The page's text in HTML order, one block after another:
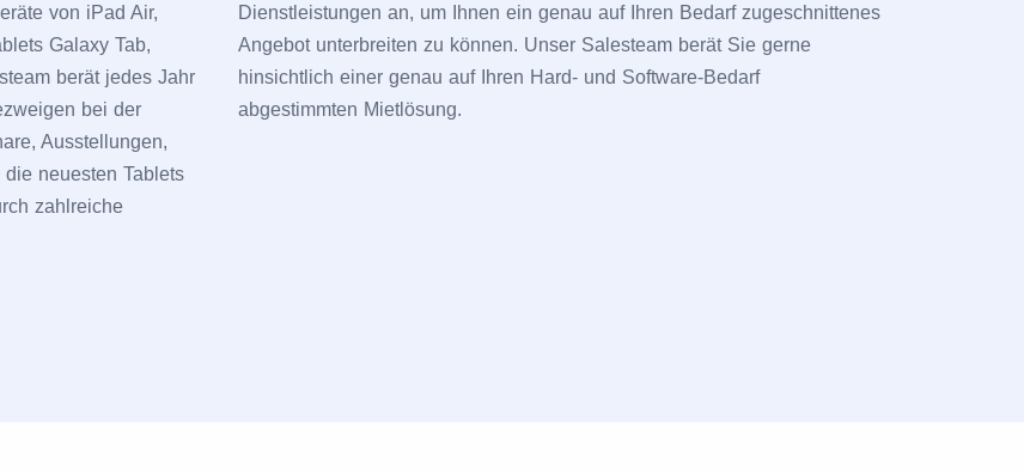
von iPad Air,
Galaxy Tab,
berät jedes Jahr
bei der
Ausstellungen,
neuesten Tablets
zahlreiche
Dienstleistungen an, um Ihnen ein genau auf Ihren Bedarf zugeschnittenes
Angebot unterbreiten zu können. Unser Salesteam berät Sie gerne
hinsichtlich einer genau auf Ihren Hard- und Software-Bedarf
abgestimmten Mietlösung.